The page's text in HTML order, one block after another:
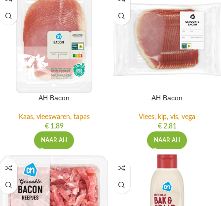
AH Bacon
Kaas, vleeswaren, tapas
€1,89
NAAR AH
AH Bacon
Vlees, kip, vis, vega
€2,81
NAAR AH